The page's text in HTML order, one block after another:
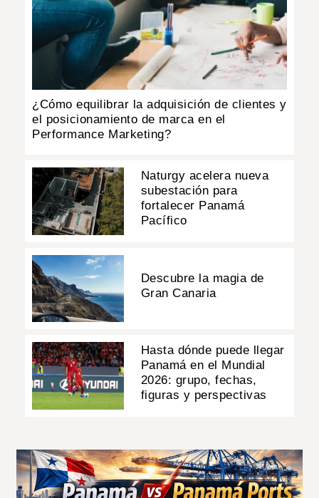
¿Cómo equilibrar la adquisición de clientes y
el posicionamiento de marca en el
Performance Marketing?
Naturgy acelera nueva
subestación para
fortalecer Panamá
Pacífico
Descubre la magia de
Gran Canaria
Hasta dónde puede llegar
Panamá en el Mundial
2026: grupo, fechas,
figuras y perspectivas